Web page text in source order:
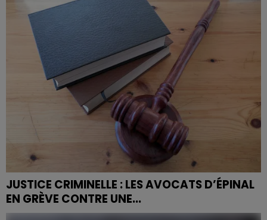
JUSTICE CRIMINELLE : LES AVOCATS D’ÉPINAL
EN GRÈVE CONTRE UNE...
À quelques jours de l’examen au Sénat du projet de loi